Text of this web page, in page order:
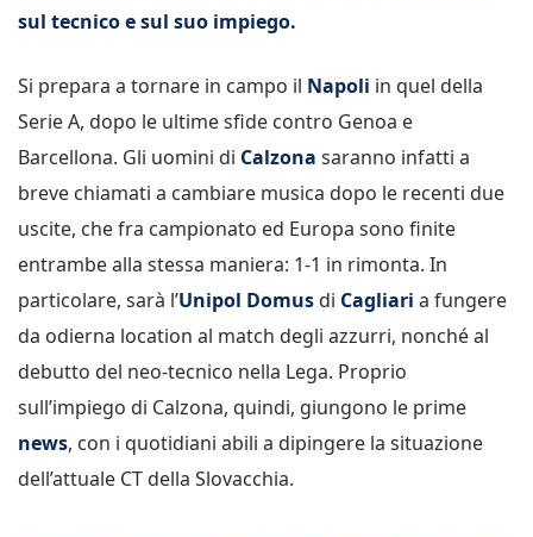
sul tecnico e sul suo impiego.
Si prepara a tornare in campo il Napoli in quel della
Serie A, dopo le ultime sfide contro Genoa e
Barcellona. Gli uomini di Calzona saranno infatti a
breve chiamati a cambiare musica dopo le recenti due
uscite, che fra campionato ed Europa sono finite
entrambe alla stessa maniera: 1-1 in rimonta. In
particolare, sarà l’Unipol Domus di Cagliari a fungere
da odierna location al match degli azzurri, nonché al
debutto del neo-tecnico nella Lega. Proprio
sull’impiego di Calzona, quindi, giungono le prime
news, con i quotidiani abili a dipingere la situazione
dell’attuale CT della Slovacchia.